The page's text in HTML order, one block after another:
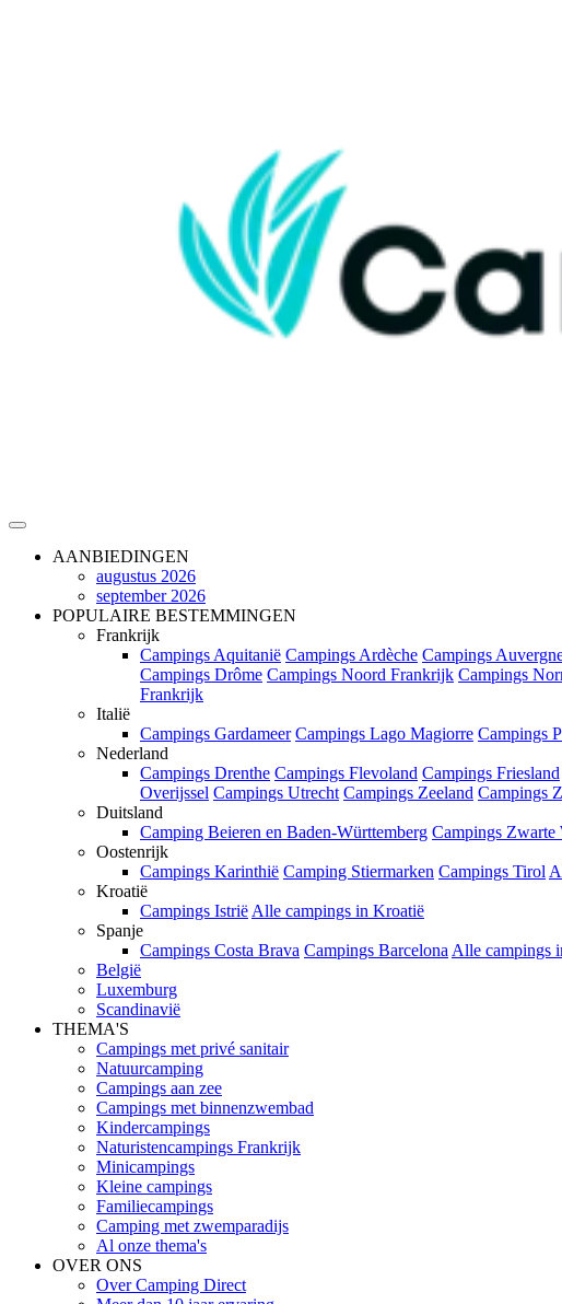
AANBIEDINGEN
augustus 2026
september 2026
POPULAIRE BESTEMMINGEN
Frankrijk
Campings Aquitanië Campings Ardèche Campings
Campings Drôme Campings Noord Frankrijk Campings
Frankrijk
Italië
Campings Gardameer Campings Lago Magiorre Campings
Nederland
Campings Drenthe Campings Flevoland Campings Friesland
Overijssel Campings Utrecht Campings Zeeland Campings
Duitsland
Camping Beieren en Baden-Württemberg Campings Zwarte
Oostenrijk
Campings Karinthië Camping Stiermarken Campings Tirol
Kroatië
Campings Istrië Alle campings in Kroatië
Spanje
Campings Costa Brava Campings Barcelona Alle campings
België
Luxemburg
Scandinavië
THEMA'S
Campings met privé sanitair
Natuurcamping
Campings aan zee
Campings met binnenzwembad
Kindercampings
Naturistencampings Frankrijk
Minicampings
Kleine campings
Familiecampings
Camping met zwemparadijs
Al onze thema's
OVER ONS
Over Camping Direct